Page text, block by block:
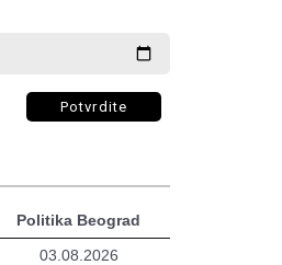
Potvrdite
Politika Beograd
03.08.2026